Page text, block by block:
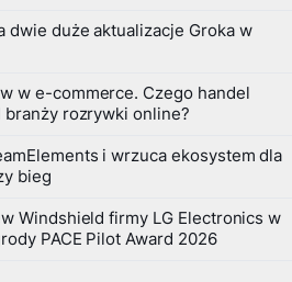
dwie duże aktualizacje Groka w
w e-commerce. Czego handel
branży rozrywki online?
i wrzuca ekosystem dla
bieg
Windshield firmy LG Electronics w
PACE Pilot Award 2026